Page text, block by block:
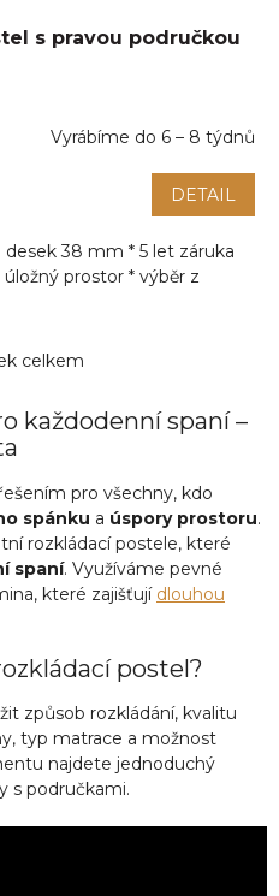
s pravou područkou
Vyrábíme do 6 – 8 týdnů
DETAIL
38 mm * 5 let záruka
prostor * výběr z
O
l
á
d
a
c
í
p
r
v
v
p
i
s
u
celkem
každodenní spaní –
pro všechny, kdo
spánku a úspory prostoru.
rozkládací postele, které
spaní. Využíváme pevné
které zajišťují dlouhou
postel?
způsob rozkládání, kvalitu
typ matrace a možnost
najdete jednoduchý
s područkami.